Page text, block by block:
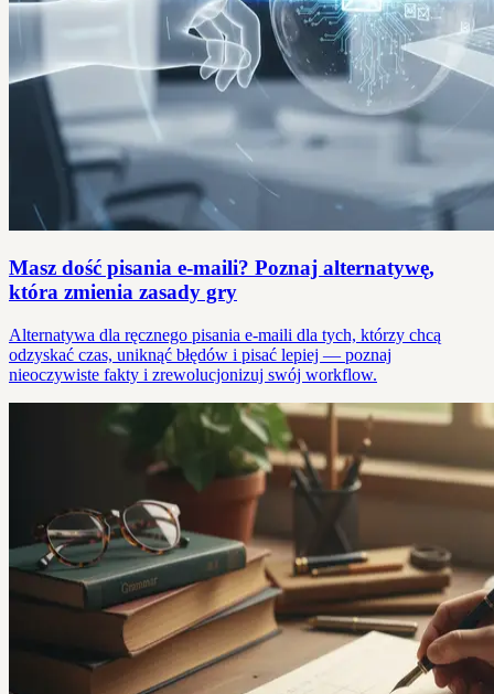
Masz dość pisania e-maili? Poznaj alternatywę,
która zmienia zasady gry
Alternatywa dla ręcznego pisania e-maili dla tych, którzy chcą
odzyskać czas, uniknąć błędów i pisać lepiej — poznaj
nieoczywiste fakty i zrewolucjonizuj swój workflow.